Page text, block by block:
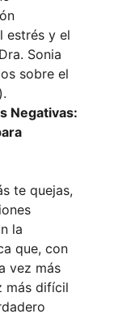
estrés y el
Sonia
sobre el
Negativas:
te quejas,
la
que, con
vez más
más difícil